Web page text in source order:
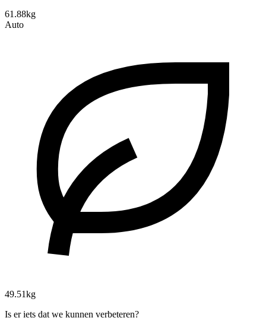
61.88kg
Auto
49.51kg
Is er iets dat we kunnen verbeteren?